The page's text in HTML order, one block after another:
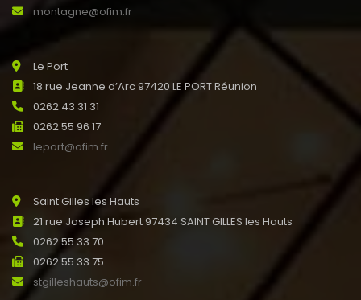
montagne@ofim.fr
Le Port
18 rue Jeanne d’Arc 97420 LE PORT Réunion
0262 43 31 31
0262 55 96 17
leport@ofim.fr
Saint Gilles les Hauts
21 rue Joseph Hubert 97434 SAINT GILLES les Hauts
0262 55 33 70
0262 55 33 75
stgilleshauts@ofim.fr